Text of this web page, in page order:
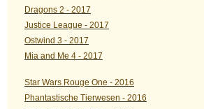
Dragons 2 - 2017
Justice League - 2017
Ostwind 3 - 2017
Mia and Me 4 - 2017
Star Wars Rouge One - 2016
Phantastische Tierwesen - 2016